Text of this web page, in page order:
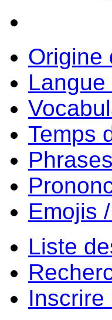
Origine
Langue
Temps
Emojis
Liste
Inscrire